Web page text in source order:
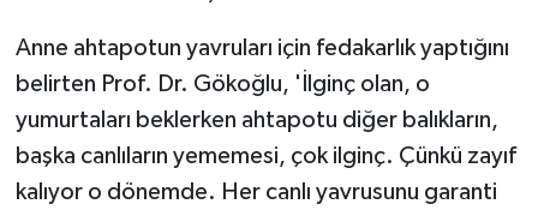
Anne ahtapotun yavruları için fedakarlık yaptığını
belirten Prof. Dr. Gökoğlu, 'İlginç olan, o
yumurtaları beklerken ahtapotu diğer balıkların,
başka canlıların yememesi, çok ilginç. Çünkü zayıf
kalıyor o dönemde. Her canlı yavrusunu garanti